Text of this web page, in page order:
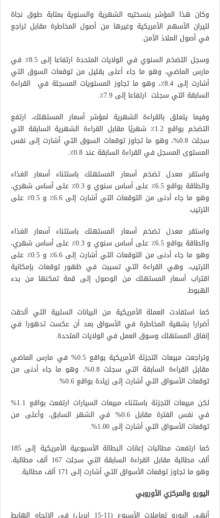
وكان هذا المؤشر بنسختيه الشهرية والسنوية بمثابة طوق نجاة
لثيران الأسهم الأمريكية وغيرها من أصول المخاطرة مقابل تراجع
في أصول الملاذ الآمن.
وسجل التضخم السنوي في الولايات المتحدة ارتفاعا إلى 8.5٪ في
مارس الماضي، وهو ما جاء أعلى بقليل من توقعات السوق التي
أشارت إلى 8.4٪، وهو ما تجاوز المستويات المسجلة في القراءة
السابقة التي سجلت ارتفاعا إلى 7.9٪.
وفيما يتعلق بالقراءة الشهرية لمؤشر أسعار المستهلك، ارتفع
التضخم بواقع 1.2٪ شهريًا مقابل القراءة الشهرية السابقة التي
سجلت 0.8%، وهو ما تجاوز توقعات السوق التي أشارت إلى نفس
المستوى المسجل في القراءة السابقة عند 0.8٪.
واستقر معدل تضخم أسعار المستهلك باستثناء أسعار الغذاء
والطاقة بواقع 6.5٪ على أساس سنوي و 0.3٪ على أساس شهري،
وهو ما جاء أدنى من التوقعات التي أشارت إلى 6.6٪ و 0.5٪ على
الترتيب.
واستقر معدل تضخم أسعار المستهلك باستثناء أسعار الغذاء
والطاقة بواقع 6.5٪ على أساس سنوي و 0.3٪ على أساس شهري،
وهو ما جاء أدنى من التوقعات التي أشارت إلى 6.6٪ و 0.5٪ على
الترتيب، وهي القراءة التي تسببت في ظهور توقعات بإمكانية
اقتراب أسعار المستهلك من الوصول إلى قمة تمكنها من بدء
الهبوط.
كما استفادت العملة الأمريكية من البيانات السلبية التي ألحقت
أضرارا بشهية المخاطرة في الأسواق بعد أن عكست تدهورا في
إنفاق المستهلك وسوق العمل في الولايات المتحدة.
وتراجعت مبيعات التجزئة الأمريكية بواقع 0.5% في مارس الماضي
مقابل القراءة السابقة التي سجلت 0.8%، وهو ما جاء أدنى من
توقعات الأسواق التي أشارت إلى زيادة بواقع 0.6%.
لكن مبيعات التجزئة باستثناء مبيعات السيارات ارتفعت بواقع 1.1%
في نفس الفترة مقابل 0.6% في الشهر السابق، وأعلى من
توقعات الأسواق التي أشارت إلى 1.00%.
كما ارتفعت مطالبات إعانات البطالة الأسبوعية الأمريكية إلى 185
ألف مطالبة مقابل القراءة السابقة التي سجلت 167 ألف مطالبة،
وهو ما تجاوز توقعات الأسواق التي أشارت إلى 171 ألف مطالبة.
اليورو والمركزي الأوروبي
أنهى اليورو تعاملات الأسبوع (11-15 إبريل) في الاتجاه الهابط